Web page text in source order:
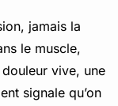
jamais la
le muscle,
vive, une
signale qu’on